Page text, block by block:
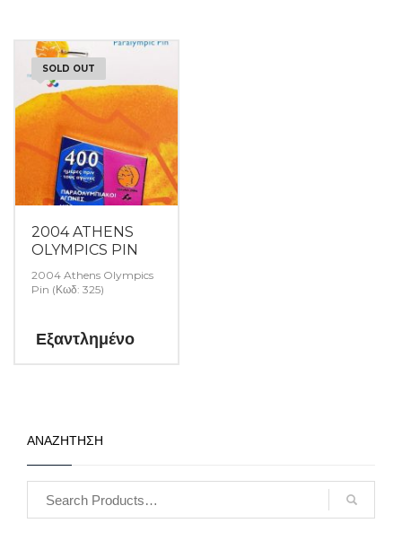
SOLD OUT
2004 ATHENS
OLYMPICS PIN
2004 Athens Olympics
Pin (Κωδ: 325)
Εξαντλημένο
ΑΝΑΖΗΤΗΣΗ